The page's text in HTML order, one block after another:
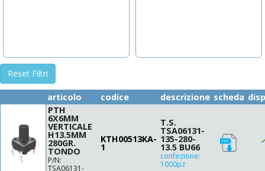
8
8.35
8.55
9.5
Reset Filtri
articolo codice descrizione scheda
PTH
6X6MM
VERTICALE
H13.5MM
280GR.
TONDO
P/N:
TSA06131-
KTH00513KA-
1
T.S.
TSA06131-
135-280-
13.5 BU66
confezione:
1000pz